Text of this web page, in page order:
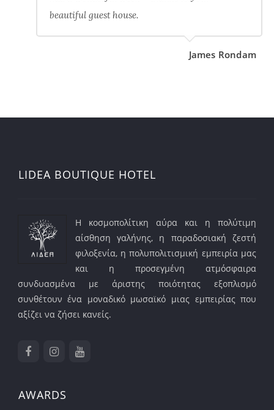
beautiful guest house.
James Rondam
LIDEA BOUTIQUE HOTEL
Η κοσμοπολίτικη αύρα και η πολύτιμη
αίσθηση γαλήνης, η παραδοσιακή ζεστή
φιλοξενία, η πολυπολιτισμική εμπειρία μας
και η προσεγμένη ατμόσφαιρα
συνδυασμένα με άριστης ποιότητας εξοπλισμό
συνθέτουν ένα μοναδικό μωσαϊκό μιας εμπειρίας που
αξίζει να ζήσει κανείς.
AWARDS